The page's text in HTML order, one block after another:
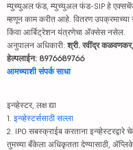
म्युच्युअल फंड, म्युच्युअल फंड-SIP हे
म्हणून काम करीत आहे. वितरण उपक्रमाच्या
किंवा आर्बिट्रेशन यंत्रणेचा ॲक्सेस नसेल.
अनुपालन अधिकारी: श्री. रवींद्र
हेल्पलाईन: 8976689766
आमच्याशी संपर्क साधा
इन्व्हेस्टर, लक्ष द्या
1. इन्व्हेस्टर्ससाठी सल्ला
2. IPO सबस्क्राईब करताना इन्व्हेस्टरद्वारे
तुमच्या बँकेला अधिकृतता देण्यासाठी,